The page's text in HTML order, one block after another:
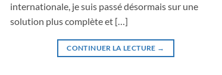
internationale, je suis passé désormais sur une
solution plus complète et […]
CONTINUER LA LECTURE →